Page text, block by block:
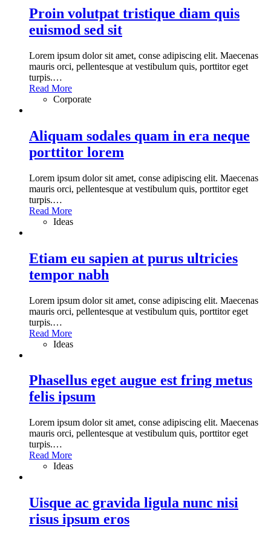
Proin volutpat tristique diam quis
euismod sed sit
Lorem ipsum dolor sit amet, conse adipiscing elit. Maecenas
mauris orci, pellentesque at vestibulum quis, porttitor eget
turpis.…
Read More
Corporate
Aliquam sodales quam in era neque
porttitor lorem
Lorem ipsum dolor sit amet, conse adipiscing elit. Maecenas
mauris orci, pellentesque at vestibulum quis, porttitor eget
turpis.…
Read More
Ideas
Etiam eu sapien at purus ultricies
tempor nabh
Lorem ipsum dolor sit amet, conse adipiscing elit. Maecenas
mauris orci, pellentesque at vestibulum quis, porttitor eget
turpis.…
Read More
Ideas
Phasellus eget augue est fring metus
felis ipsum
Lorem ipsum dolor sit amet, conse adipiscing elit. Maecenas
mauris orci, pellentesque at vestibulum quis, porttitor eget
turpis.…
Read More
Ideas
Uisque ac gravida ligula nunc nisi
risus ipsum eros